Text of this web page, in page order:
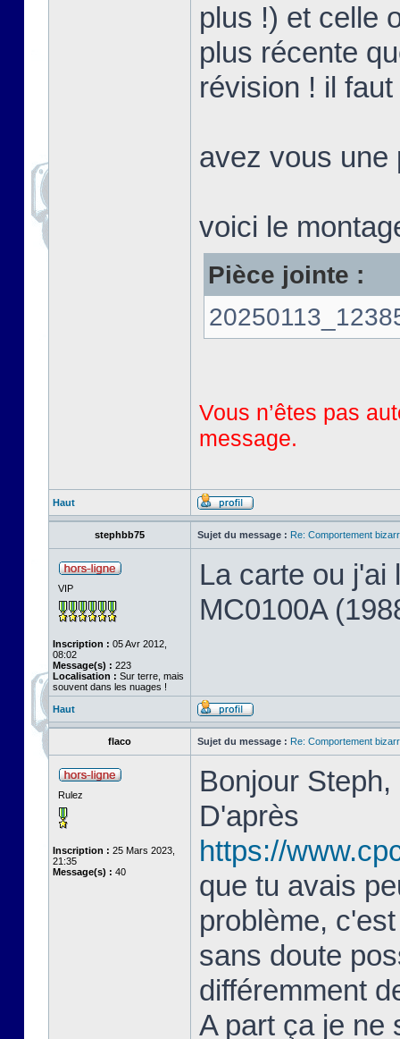
plus !) et celle
plus récente
révision ! il
avez vous une
voici le
Pièce jointe :
Vous n’êtes pas
message.
Haut
stephbb75 Sujet du message : Re: Comportement
VIP
Inscription : 05 Avr 2012,
08:02
Message(s) : 223
Localisation : Sur terre, mais
souvent dans les nuages !
La carte ou j'ai
MC0100A
Haut
flaco Sujet du message : Re: Comportement
Rulez
Inscription : 25 Mars 2023,
21:35
Message(s) : 40
Bonjour Steph,
D'après
https://
que tu avais
problème,
sans doute
différemment
A part ça je ne